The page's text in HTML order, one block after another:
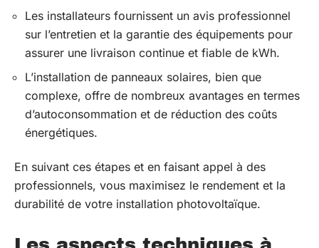
Les installateurs fournissent un avis professionnel
sur l’entretien et la garantie des équipements pour
assurer une livraison continue et fiable de kWh.
L’installation de panneaux solaires, bien que
complexe, offre de nombreux avantages en termes
d’autoconsommation et de réduction des coûts
énergétiques.
En suivant ces étapes et en faisant appel à des
professionnels, vous maximisez le rendement et la
durabilité de votre installation photovoltaïque.